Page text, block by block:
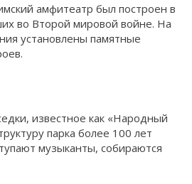
амфитеатр был построен в
во Второй мировой войне. На
установлены памятные
известное как «Народный
парка более 100 лет
музыканты, собираются